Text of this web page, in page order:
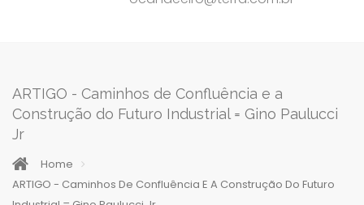
ARTIGO - Caminhos de Confluência e a
Construção do Futuro Industrial = Gino Paulucci
Jr
Home
ARTIGO - Caminhos De Confluência E A Construção Do Futuro